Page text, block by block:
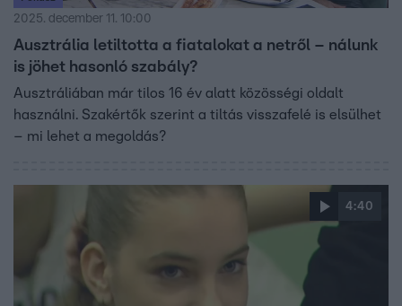
2025. december 11. 10:00
Ausztrália letiltotta a fiatalokat a netről – nálunk
is jöhet hasonló szabály?
Ausztráliában már tilos 16 év alatt közösségi oldalt
használni. Szakértők szerint a tiltás visszafelé is elsülhet
– mi lehet a megoldás?
4:40